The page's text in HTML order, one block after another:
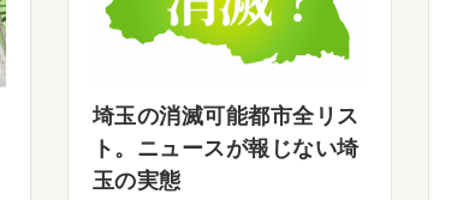
埼玉の消滅可能都市全リス
ト。ニュースが報じない埼
玉の実態